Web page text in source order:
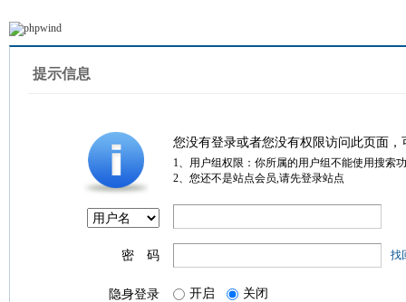
提示信息
您没有登录或者您没有权限访问此页面
1、用户组权限：你所属的用户组不能使用搜索
2、您还不是站点会员,请先登录站点
密 码 找
隐身登录 开启 关闭